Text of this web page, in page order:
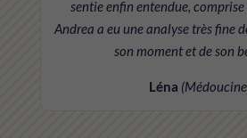
sentie enfin entendue, comprise
Andrea a eu une analyse très fine
son moment et de son
Léna